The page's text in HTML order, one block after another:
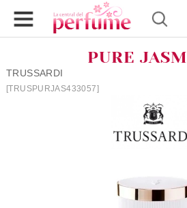
PURE
TRUSSARDI
[TRUSPURJAS433057]